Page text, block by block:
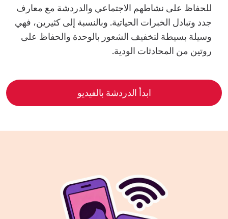
للحفاظ على نشاطهم الاجتماعي والدردشة مع معارف
جدد وتبادل الخبرات الحياتية. وبالنسبة إلى كثيرين، فهي
وسيلة بسيطة لتخفيف الشعور بالوحدة والحفاظ على
روتين من المحادثات الودية.
ابدأ الدردشة بالفيديو